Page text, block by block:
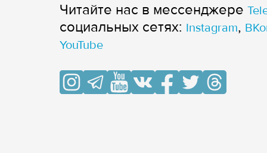
Читайте нас в мессенджере
cоциальных сетях: Instagram,
YouTube